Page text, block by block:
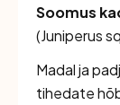
Soomus
(Juniperus
Madal ja
tihedate